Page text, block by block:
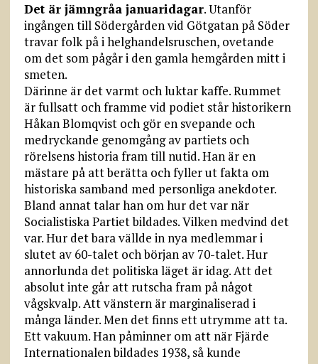
Det är jämngråa januaridagar. Utanför
ingången till Södergården vid Götgatan på Söder
travar folk på i helghandelsruschen, ovetande
om det som pågår i den gamla hemgården mitt i
smeten.
Därinne är det varmt och luktar kaffe. Rummet
är fullsatt och framme vid podiet står historikern
Håkan Blomqvist och gör en svepande och
medryckande genomgång av partiets och
rörelsens historia fram till nutid. Han är en
mästare på att berätta och fyller ut fakta om
historiska samband med personliga anekdoter.
Bland annat talar han om hur det var när
Socialistiska Partiet bildades. Vilken medvind det
var. Hur det bara vällde in nya medlemmar i
slutet av 60-talet och början av 70-talet. Hur
annorlunda det politiska läget är idag. Att det
absolut inte går att rutscha fram på något
vågskvalp. Att vänstern är marginaliserad i
många länder. Men det finns ett utrymme att ta.
Ett vakuum. Han påminner om att när Fjärde
Internationalen bildades 1938, så kunde